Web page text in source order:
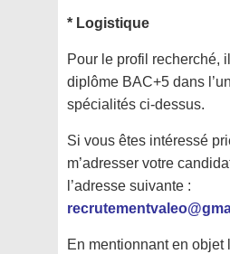
* Logistique
Pour le profil recherché,
diplôme BAC+5 dans
spécialités ci-dessus.
Si vous êtes intéressé
m’adresser votre
l’adresse suivante :
En mentionnant en objet